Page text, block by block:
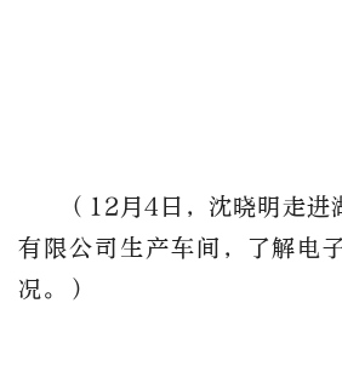
（12月4日，沈晓明走进
有限公司生产车间，了解电
况。）